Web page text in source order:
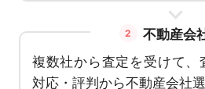
2
不動産会
複数社から査定を受けて、
対応・評判から不動産会社選